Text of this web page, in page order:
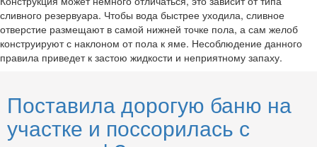
сливного резервуара. Чтобы вода быстрее уходила, сливное
отверстие размещают в самой нижней точке пола, а сам желоб
конструируют с наклоном от пола к яме. Несоблюдение данного
правила приведет к застою жидкости и неприятному запаху.
Поставила дорогую баню на
участке и поссорилась с